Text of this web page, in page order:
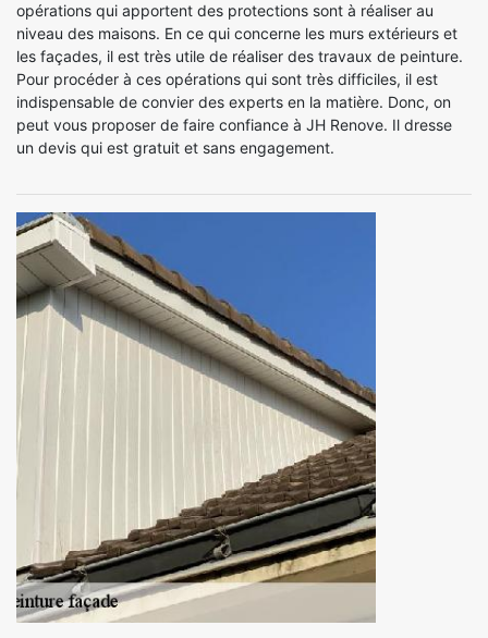
opérations qui apportent des protections sont à réaliser au
niveau des maisons. En ce qui concerne les murs extérieurs et
les façades, il est très utile de réaliser des travaux de peinture.
Pour procéder à ces opérations qui sont très difficiles, il est
indispensable de convier des experts en la matière. Donc, on
peut vous proposer de faire confiance à JH Renove. Il dresse
un devis qui est gratuit et sans engagement.